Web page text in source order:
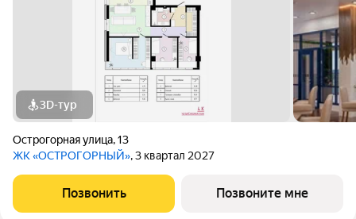
3D-тур
Острогорная улица,13
ЖК «ОСТРОГОРНЫЙ», 3 квартал 2027
Позвонить Позвоните мне